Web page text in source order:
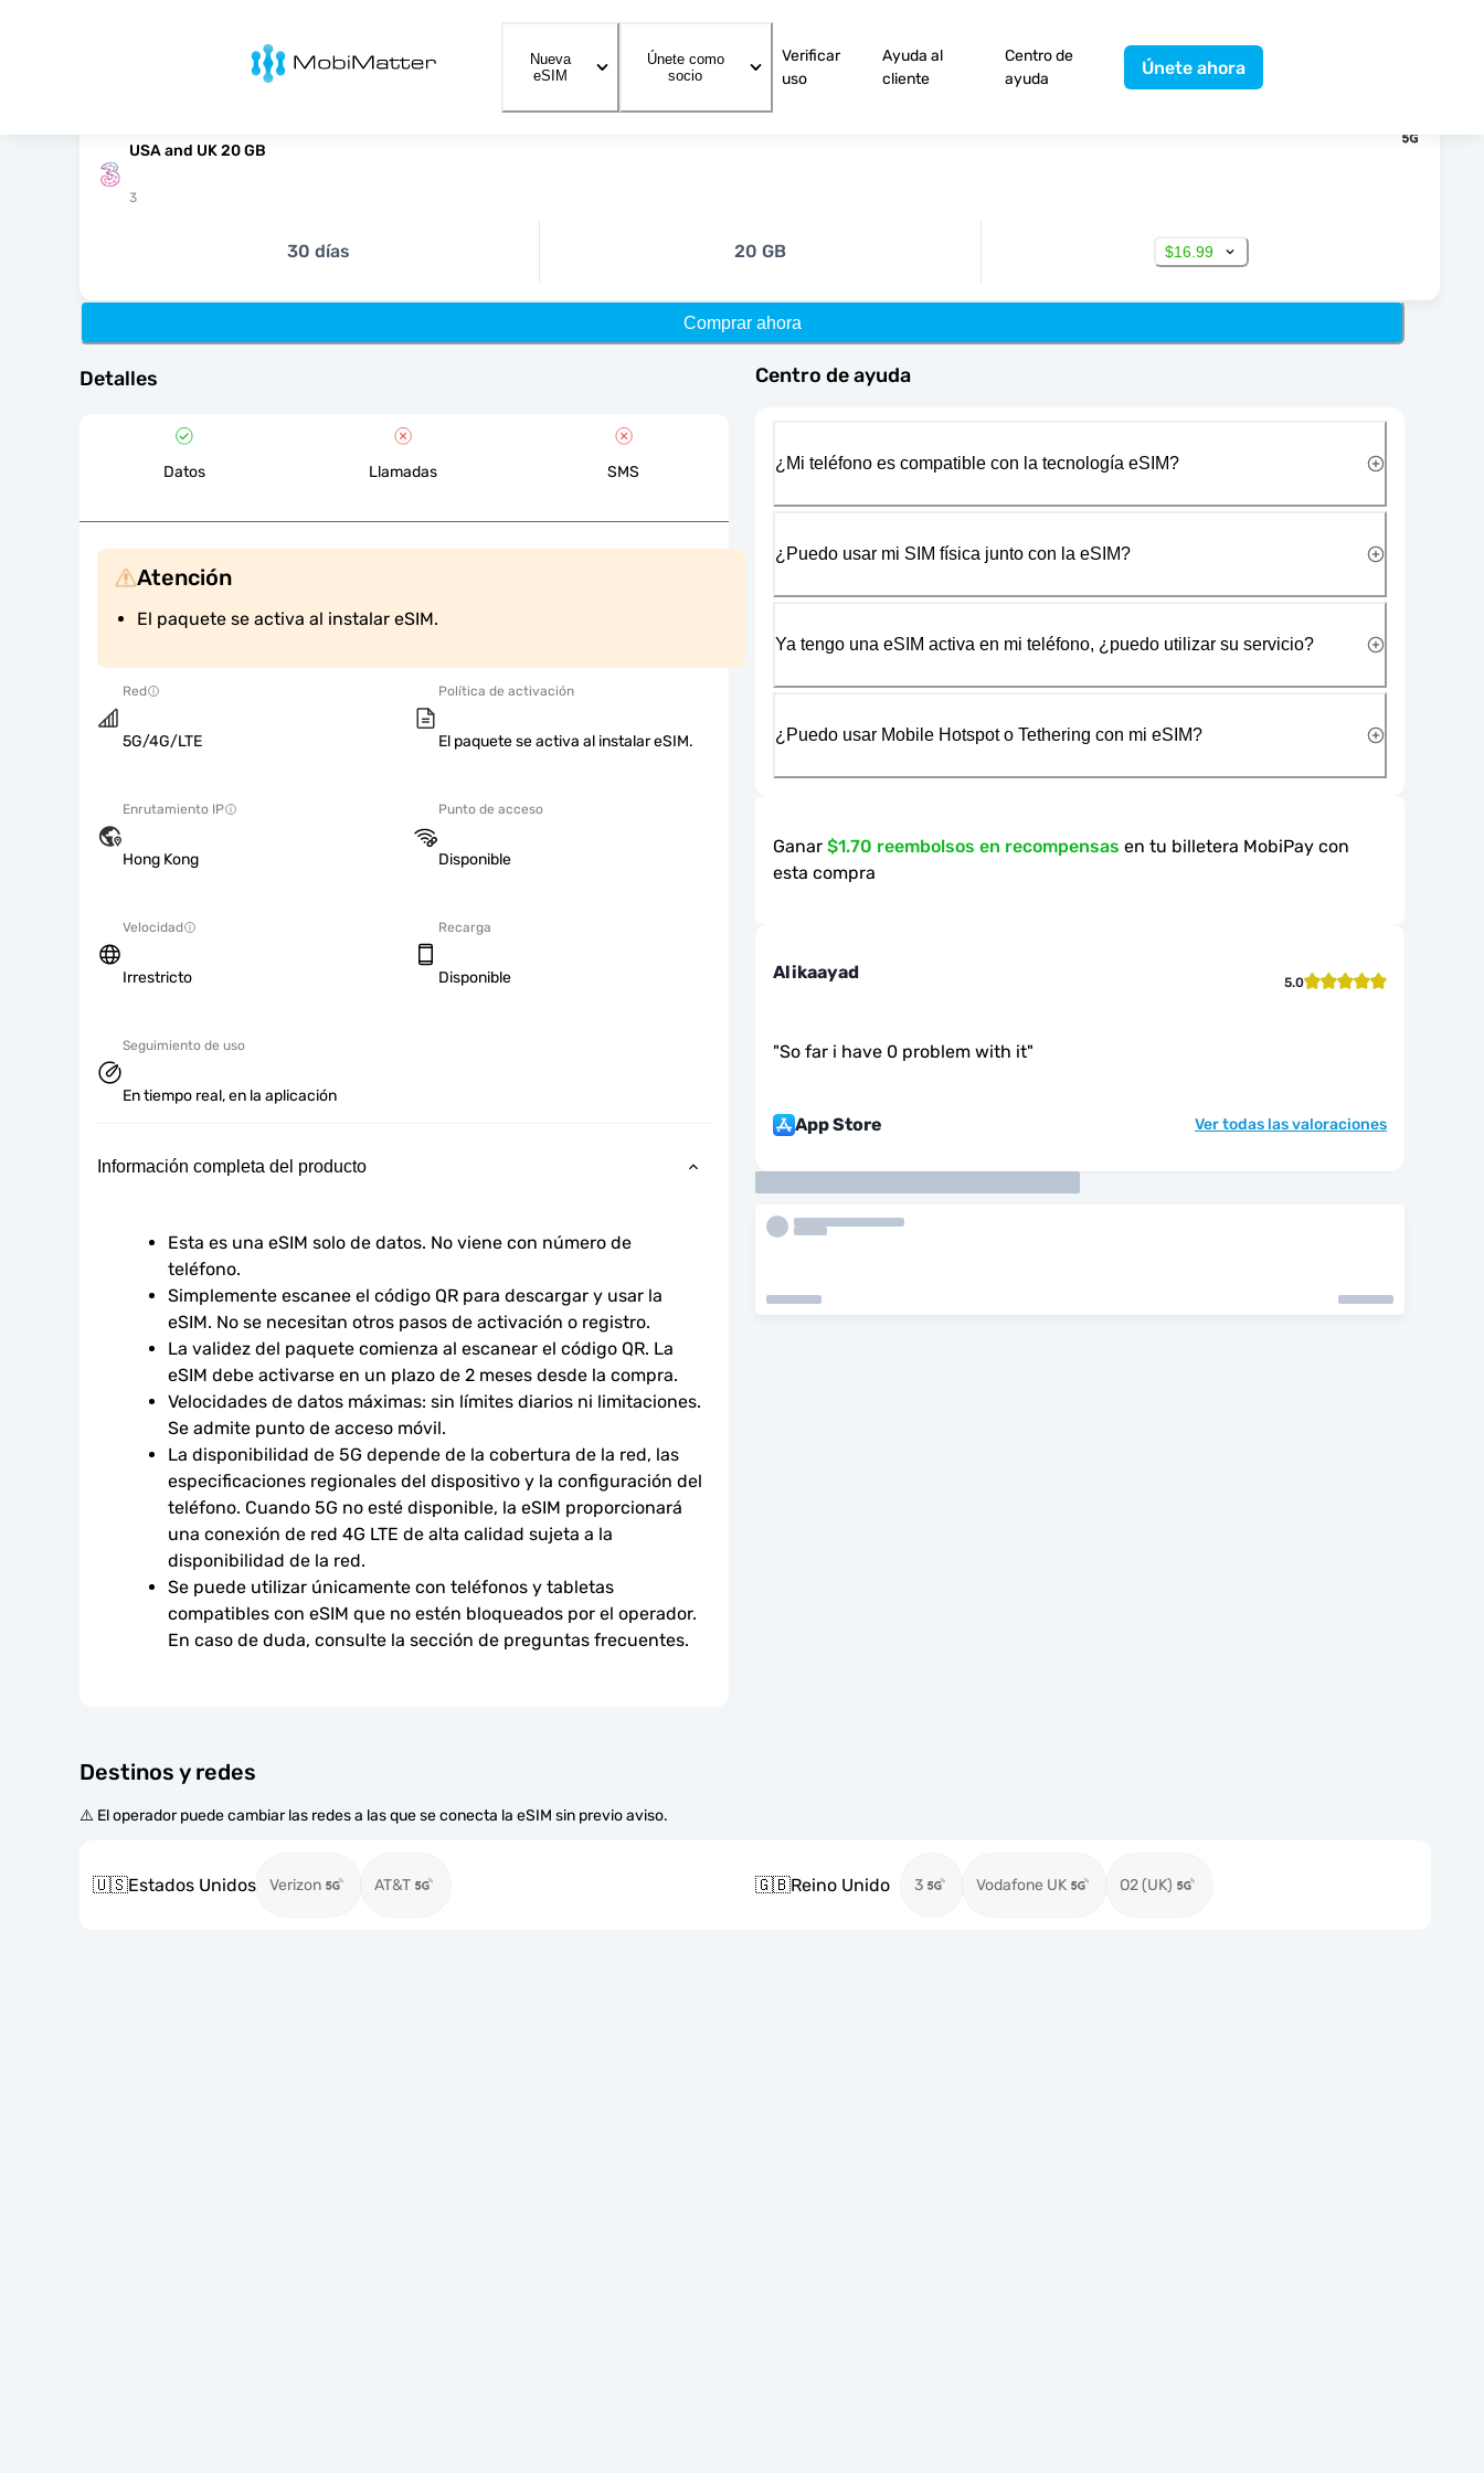
MobiMatter
Nueva
eSIM
Únete como
socio
Verificar
uso
Ayuda al
cliente
Centro de
ayuda
Únete ahora
USA and UK 20 GB
3
30 días 20 GB $16.99
Comprar ahora
Detalles
Datos Llamadas SMS
Atención
El paquete se activa al instalar eSIM.
Red
5G/4G/LTE
Política de activación
El paquete se activa al instalar eSIM.
Enrutamiento IP
Hong Kong
Punto de acceso
Disponible
Velocidad
Irrestricto
Recarga
Disponible
Seguimiento de uso
En tiempo real, en la aplicación
Información completa del producto
Esta es una eSIM solo de datos. No viene con número de
teléfono.
Simplemente escanee el código QR para descargar y usar la
eSIM. No se necesitan otros pasos de activación o registro.
La validez del paquete comienza al escanear el código QR. La
eSIM debe activarse en un plazo de 2 meses desde la compra.
Velocidades de datos máximas: sin límites diarios ni limitaciones.
Se admite punto de acceso móvil.
La disponibilidad de 5G depende de la cobertura de la red, las
especificaciones regionales del dispositivo y la configuración del
teléfono. Cuando 5G no esté disponible, la eSIM proporcionará
una conexión de red 4G LTE de alta calidad sujeta a la
disponibilidad de la red.
Se puede utilizar únicamente con teléfonos y tabletas
compatibles con eSIM que no estén bloqueados por el operador.
En caso de duda, consulte la sección de preguntas frecuentes.
Destinos y redes
⚠️ El operador puede cambiar las redes a las que se conecta la eSIM sin previo aviso.
🇺🇸Estados Unidos Verizon AT&T 🇬🇧Reino Unido 3 Vodafone UK O2 (UK)
Centro de ayuda
¿Mi teléfono es compatible con la tecnología eSIM?
¿Puedo usar mi SIM física junto con la eSIM?
Ya tengo una eSIM activa en mi teléfono, ¿puedo utilizar su servicio?
¿Puedo usar Mobile Hotspot o Tethering con mi eSIM?
Ganar $1.70 reembolsos en recompensas en tu billetera MobiPay con
esta compra
Alikaayad 5.0
"So far i have 0 problem with it"
App Store Ver todas las valoraciones